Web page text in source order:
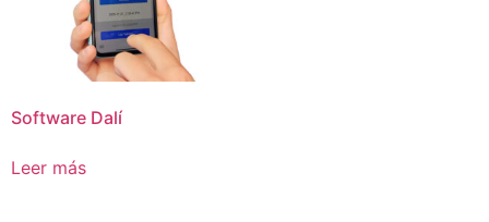
Software Dalí
Leer más